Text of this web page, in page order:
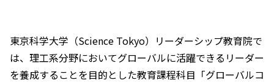
東京科学大学（Science Tokyo）リーダーシップ教育院で
は、理工系分野においてグローバルに活躍できるリーダー
を養成することを目的とした教育課程科目「グローバルコ